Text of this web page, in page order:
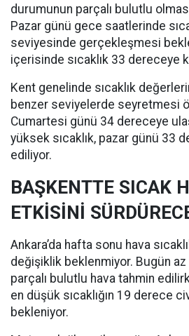
durumunun parçalı bulutlu
Pazar günü gece saatlerinde
seviyesinde gerçekleşmesi
içerisinde sıcaklık 33 dereceye
Kent genelinde sıcaklık
benzer seviyelerde seyretmesi
Cumartesi günü 34 dereceye
yüksek sıcaklık, pazar günü 33
ediliyor.
BAŞKENTTE SICAK
ETKİSİNİ
Ankara’da hafta sonu hava
değişiklik beklenmiyor. Bugün az
parçalı bulutlu hava tahmin
en düşük sıcaklığın 19 derece
bekleniyor.